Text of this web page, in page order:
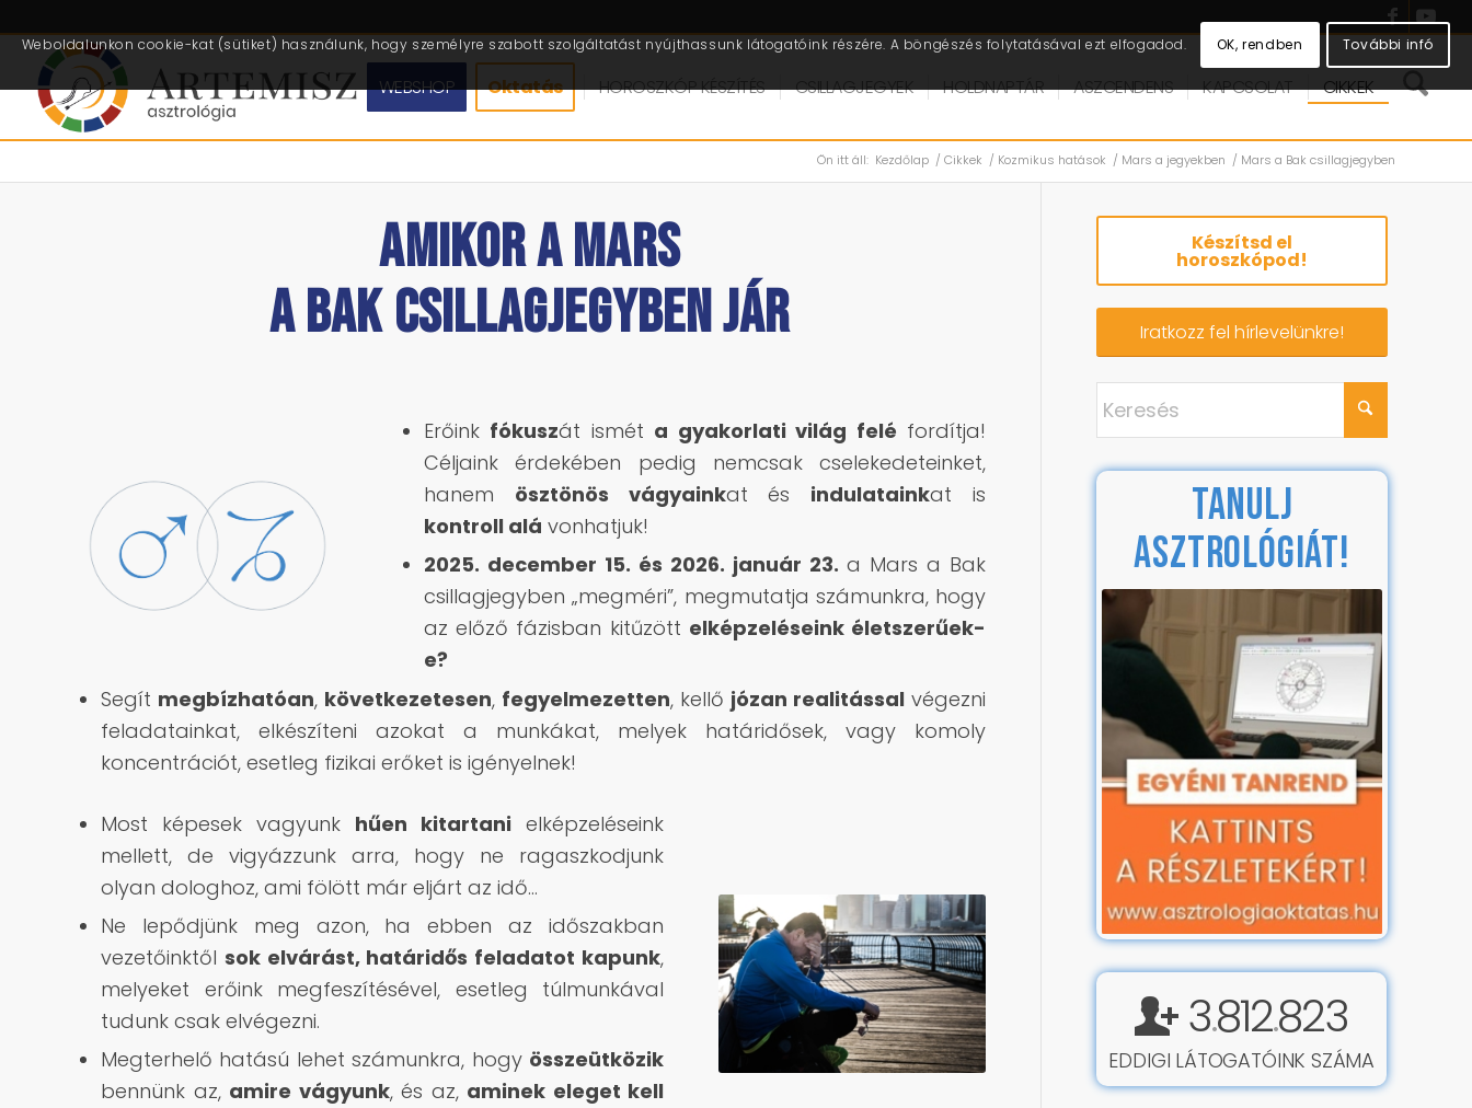
WEBSHOP Oktatás HOROSZKÓP KÉSZÍTÉS CSILLAGJEGYEK HOLDNAPTÁR ASZCENDENS KAPCSOLAT CIKKEK
Ön itt áll: Kezdőlap / Cikkek / Kozmikus hatások / Mars a jegyekben / Mars a Bak csillagjegyben
AMIKOR A MARS
A BAK CSILLAGJEGYBEN JÁR
Erőink fókuszát ismét a gyakorlati világ felé fordítja!
Céljaink érdekében pedig nemcsak cselekedeteinket,
hanem ösztönös vágyainkat és indulatainkat is
kontroll alá vonhatjuk!
2025. december 15. és 2026. január 23. a Mars a Bak
csillagjegyben „megméri”, megmutatja számunkra, hogy
az előző fázisban kitűzött elképzeléseink életszerűek-
e?
Segít megbízhatóan, következetesen, fegyelmezetten, kellő józan realitással végezni
feladatainkat, elkészíteni azokat a munkákat, melyek határidősek, vagy komoly
koncentrációt, esetleg fizikai erőket is igényelnek!
Most képesek vagyunk hűen kitartani elképzeléseink
mellett, de vigyázzunk arra, hogy ne ragaszkodjunk
olyan dologhoz, ami fölött már eljárt az idő…
Ne lepődjünk meg azon, ha ebben az időszakban
vezetőinktől sok elvárást, határidős feladatot kapunk,
melyeket erőink megfeszítésével, esetleg túlmunkával
tudunk csak elvégezni.
Megterhelő hatású lehet számunkra, hogy összeütközik
bennünk az, amire vágyunk, és az, aminek eleget kell
Készítsd el
horoszkópod!
Iratkozz fel hírlevelünkre!
TANULJ
ASZTROLÓGIÁT!
3.812.823
EDDIGI LÁTOGATÓINK SZÁMA
Weboldalunkon cookie-kat (sütiket) használunk, hogy személyre szabott szolgáltatást nyújthassunk látogatóink részére. A böngészés folytatásával ezt elfogadod. OK, rendben További infó